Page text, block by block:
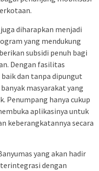
diharapkan menjadi
yang mendukung
subsidi penuh bagi
Dengan fasilitas
dan tanpa dipungut
masyarakat yang
Penumpang hanya cukup
aplikasinya untuk
keberangkatannya secara
yang akan hadir
dengan